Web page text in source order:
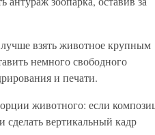
взять животное крупным
немного свободного
и печати.
животного: если
сделать вертикальный кадр